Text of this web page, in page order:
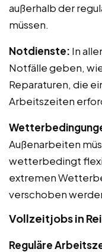
außerhalb der
müssen.
Notdienste: In
Notfälle geben,
Reparaturen, die
Arbeitszeiten
Außenarbeiten
wetterbedingt
extremen
verschoben
Vollzeitjobs in
Reguläre